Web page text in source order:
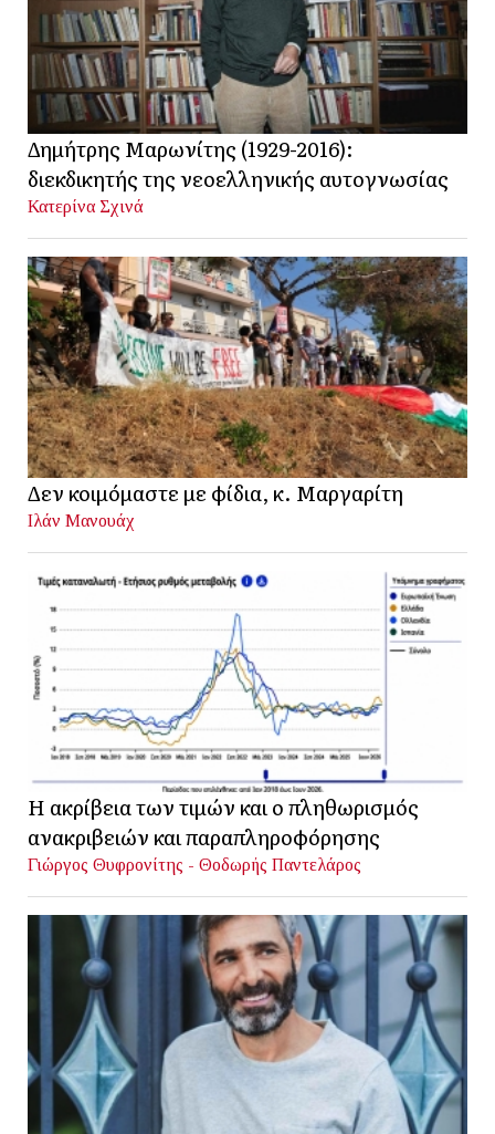
Δημήτρης Μαρωνίτης (1929-2016):
διεκδικητής της νεοελληνικής αυτογνωσίας
Κατερίνα Σχινά
Δεν κοιμόμαστε με φίδια, κ. Μαργαρίτη
Ιλάν Μανουάχ
Η ακρίβεια των τιμών και ο πληθωρισμός
ανακριβειών και παραπληροφόρησης
Γιώργος Θυφρονίτης - Θοδωρής Παντελάρος